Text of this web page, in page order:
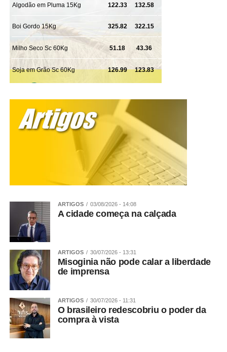
ARTIGOS 03/08/2026 - 14:08
A cidade começa na calçada
ARTIGOS 30/07/2026 - 13:31
Misoginia não pode calar a liberdade
de imprensa
ARTIGOS 30/07/2026 - 11:31
O brasileiro redescobriu o poder da
compra à vista